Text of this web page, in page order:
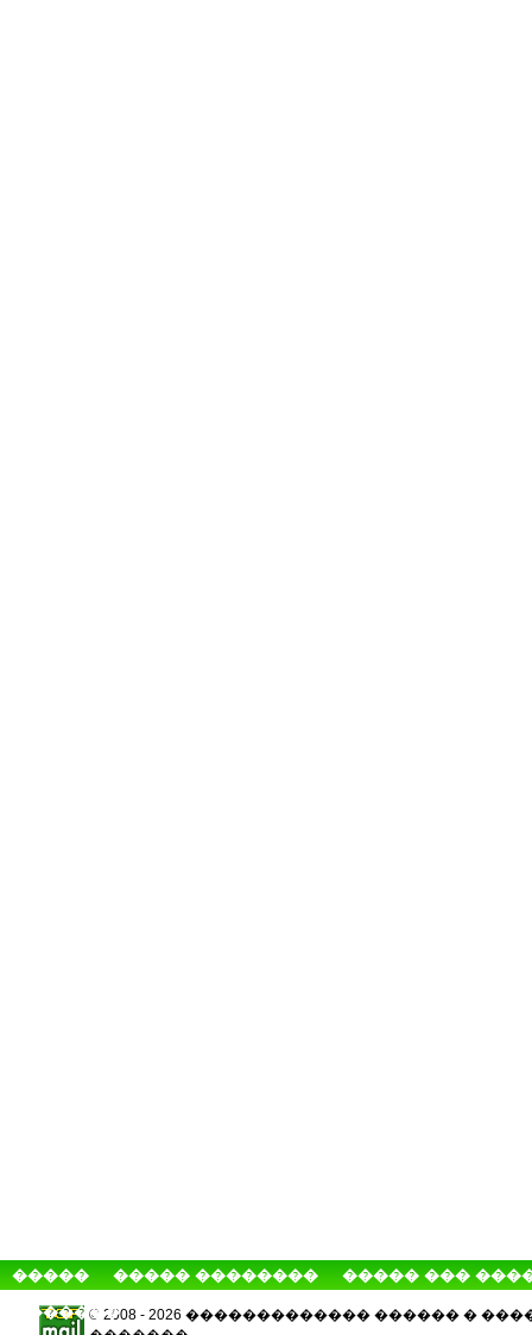
����� ����� �������� ����� ���
�������© 2008 - 2026 ������������� ������ �